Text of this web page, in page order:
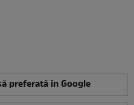
preferată în Google